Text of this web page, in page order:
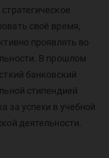
своё время,
проявлять во
В прошлом
банковский
стипендией
за успехи в учебной
деятельности.